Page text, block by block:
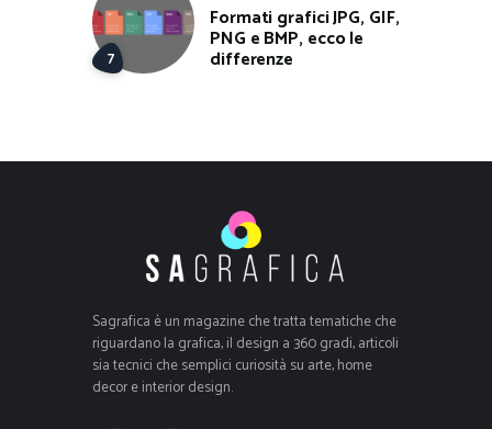
Formati grafici JPG, GIF,
PNG e BMP, ecco le
differenze
Sagrafica è un magazine che tratta tematiche che
riguardano la grafica, il design a 360 gradi, articoli
sia tecnici che semplici curiosità su arte, home
decor e interior design.